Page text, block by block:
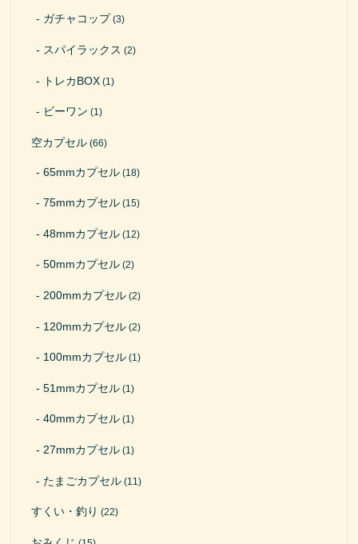
ガチャコップ(3)
スパイラックス (2)
トレカBOX (1)
ビーワン (1)
空カプセル (66)
65mmカプセル (18)
75mmカプセル (15)
48mmカプセル (12)
50mmカプセル (2)
200mmカプセル (2)
120mmカプセル (2)
100mmカプセル (1)
51mmカプセル (1)
40mmカプセル (1)
27mmカプセル (1)
たまごカプセル (11)
すくい・釣り (22)